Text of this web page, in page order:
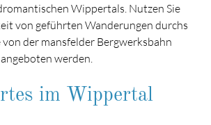
Wippertals. Nutzen Sie
von geführten Wanderungen durchs
der mansfelder Bergwerksbahn
werden.
im Wippertal